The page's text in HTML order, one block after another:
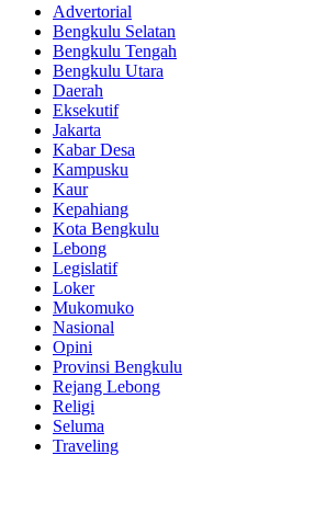
Advertorial
Bengkulu Selatan
Bengkulu Tengah
Bengkulu Utara
Daerah
Eksekutif
Jakarta
Kabar Desa
Kampusku
Kaur
Kepahiang
Kota Bengkulu
Lebong
Legislatif
Loker
Mukomuko
Nasional
Opini
Provinsi Bengkulu
Rejang Lebong
Religi
Seluma
Traveling